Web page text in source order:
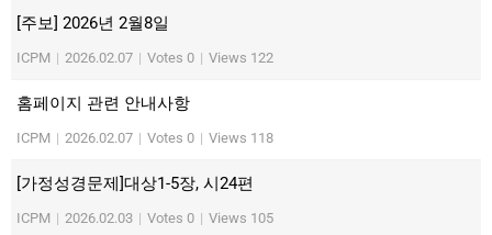
[주보] 2026년 2월8일
ICPM | 2026.02.07 | Votes 0 | Views 122
홈페이지 관련 안내사항
ICPM | 2026.02.07 | Votes 0 | Views 118
[가정성경문제]대상1-5장, 시24편
ICPM | 2026.02.03 | Votes 0 | Views 105